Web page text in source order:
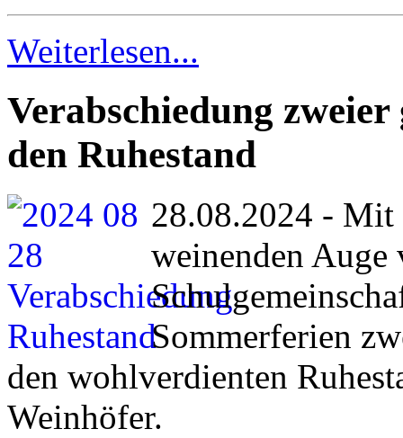
Weiterlesen...
Verabschiedung
den Ruhestand
28.08.2024 - Mit
weinenden Auge
Sommerferien
den wohlverdienten
Weinhöfer.